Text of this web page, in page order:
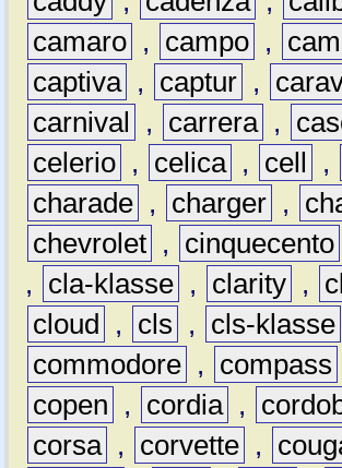
camaro , campo ,
captiva , captur ,
carnival
, carrera ,
celerio , celica , cell ,
charade , charger ,
chevrolet , cinquecento
,
cla-klasse , clarity ,
cloud
, cls , cls-klasse
commodore , compass
copen
, cordia ,
corsa , corvette ,